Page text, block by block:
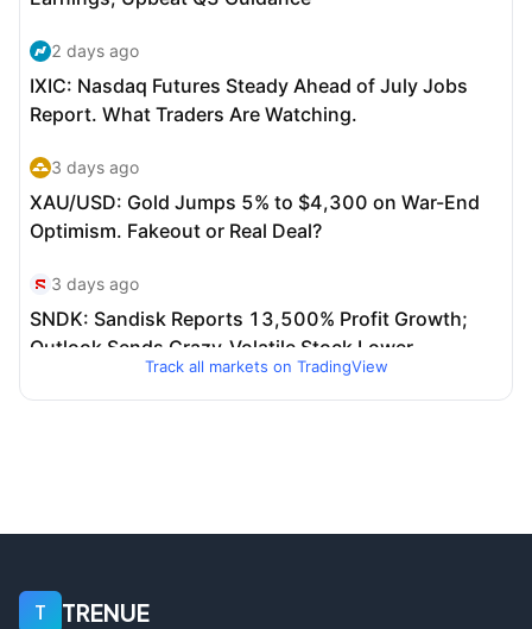
Track all markets on TradingView
T TRENUE